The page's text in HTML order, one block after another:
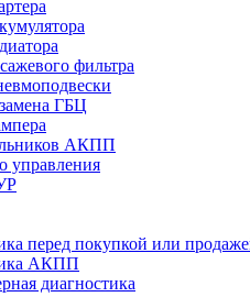
фильтра
ГБЦ
АКПП
управления
перед покупкой или
АКПП
диагностика